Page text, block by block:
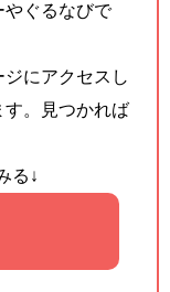
やぐるなびで
にアクセスし
。見つかれば
る↓